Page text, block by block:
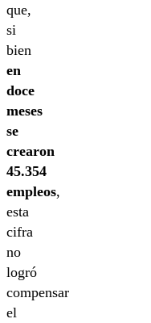
que,
si
bien
en
doce
meses
se
crearon
45.354
empleos,
esta
cifra
no
logró
compensar
el